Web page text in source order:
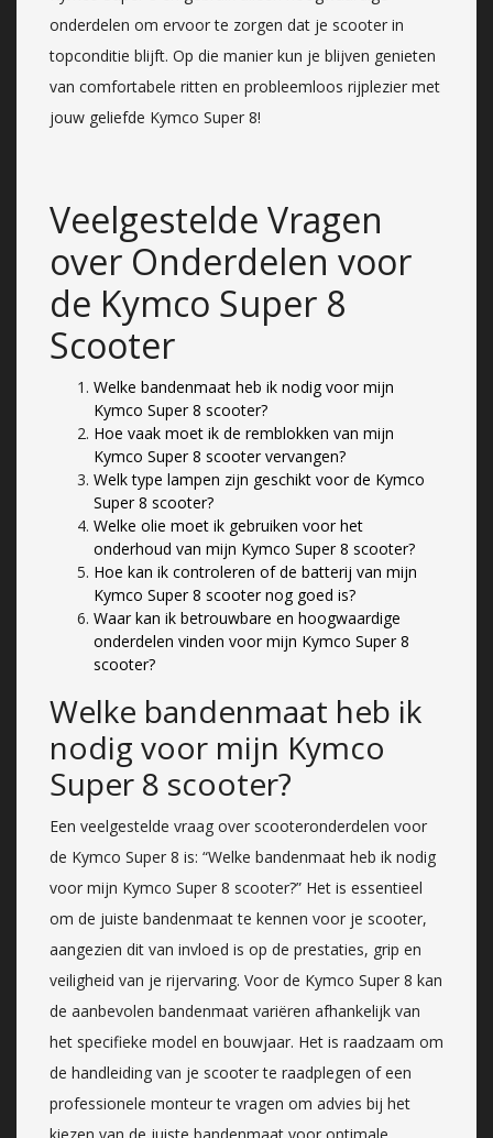
onderdelen om ervoor te zorgen dat je scooter in
topconditie blijft. Op die manier kun je blijven genieten
van comfortabele ritten en probleemloos rijplezier met
jouw geliefde Kymco Super 8!
Veelgestelde Vragen
over Onderdelen voor
de Kymco Super 8
Scooter
Welke bandenmaat heb ik nodig voor mijn
Kymco Super 8 scooter?
Hoe vaak moet ik de remblokken van mijn
Kymco Super 8 scooter vervangen?
Welk type lampen zijn geschikt voor de Kymco
Super 8 scooter?
Welke olie moet ik gebruiken voor het
onderhoud van mijn Kymco Super 8 scooter?
Hoe kan ik controleren of de batterij van mijn
Kymco Super 8 scooter nog goed is?
Waar kan ik betrouwbare en hoogwaardige
onderdelen vinden voor mijn Kymco Super 8
scooter?
Welke bandenmaat heb ik
nodig voor mijn Kymco
Super 8 scooter?
Een veelgestelde vraag over scooteronderdelen voor
de Kymco Super 8 is: “Welke bandenmaat heb ik nodig
voor mijn Kymco Super 8 scooter?” Het is essentieel
om de juiste bandenmaat te kennen voor je scooter,
aangezien dit van invloed is op de prestaties, grip en
veiligheid van je rijervaring. Voor de Kymco Super 8 kan
de aanbevolen bandenmaat variëren afhankelijk van
het specifieke model en bouwjaar. Het is raadzaam om
de handleiding van je scooter te raadplegen of een
professionele monteur te vragen om advies bij het
kiezen van de juiste bandenmaat voor optimale